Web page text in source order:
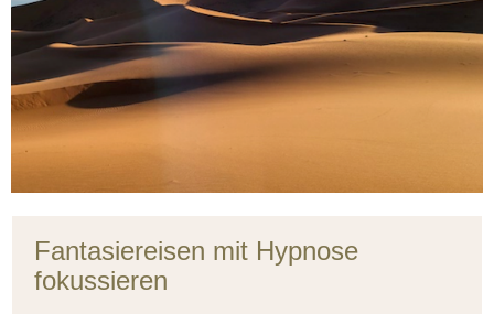
Fantasiereisen mit Hypnose
fokussieren